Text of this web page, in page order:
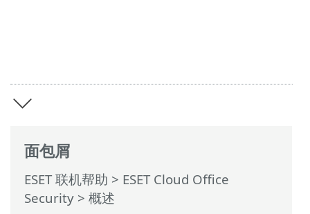
面包屑
ESET 联机帮助 > ESET Cloud Office
Security > 概述